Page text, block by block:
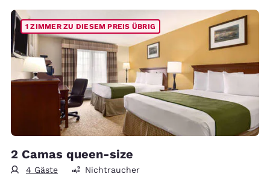
1 ZIMMER ZU DIESEM PREIS ÜBRIG
2 Camas queen-size
4 Gäste Nichtraucher